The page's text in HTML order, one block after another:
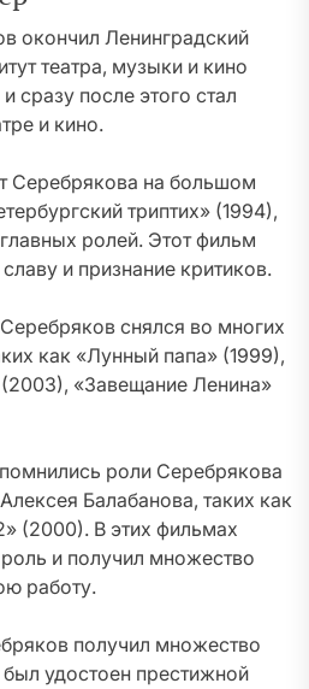
окончил Ленинградский
театра, музыки и кино
сразу после этого стал
и кино.
Серебрякова на большом
триптих» (1994),
ролей. Этот фильм
и признание критиков.
снялся во многих
как «Лунный папа» (1999),
«Завещание Ленина»
роли Серебрякова
Балабанова, таких как
(2000). В этих фильмах
и получил множество
работу.
получил множество
удостоен престижной